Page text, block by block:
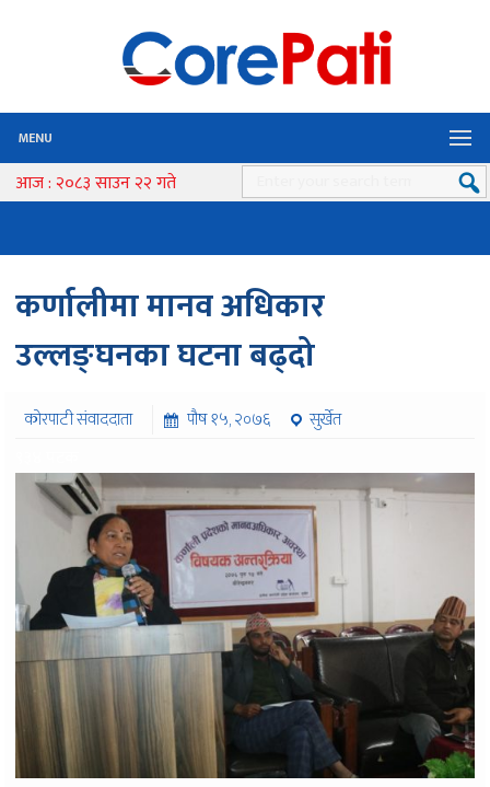
MENU
आज : २०८३ साउन २२ गते
कर्णालीमा मानव अधिकार
उल्लङ्घनका घटना बढ्दो
कोरपाटी संवाददाता पौष १५, २०७६
सुर्खेत